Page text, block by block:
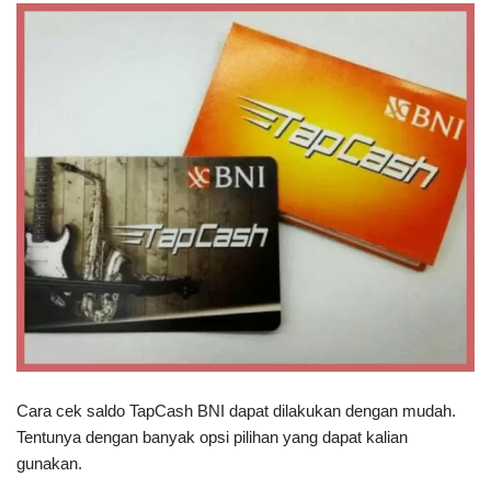
Cara cek saldo TapCash BNI dapat dilakukan dengan mudah.
Tentunya dengan banyak opsi pilihan yang dapat kalian
gunakan.